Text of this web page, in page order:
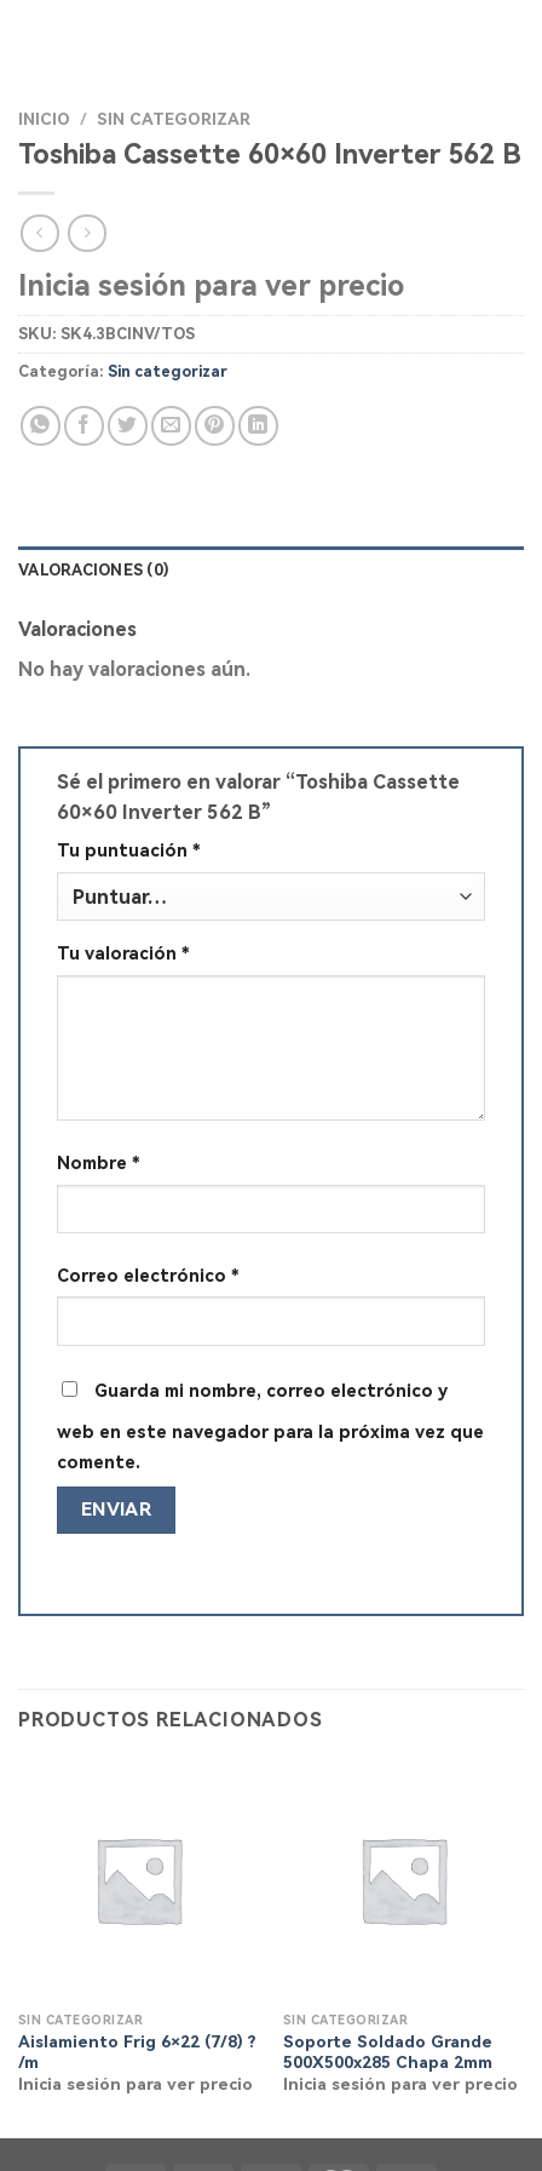
INICIO / SIN CATEGORIZAR
Toshiba Cassette 60×60 Inverter 562 B
Inicia sesión para ver precio
SKU: SK4.3BCINV/TOS
Categoría: Sin categorizar
VALORACIONES (0)
Valoraciones
No hay valoraciones aún.
Sé el primero en valorar “Toshiba Cassette
60×60 Inverter 562 B”
Tu puntuación *
Tu valoración *
Nombre *
Correo electrónico *
Guarda mi nombre, correo electrónico y
web en este navegador para la próxima vez que
comente.
PRODUCTOS RELACIONADOS
SIN CATEGORIZAR
Aislamiento Frig 6×22 (7/8) ?
/m
Inicia sesión para ver precio
SIN CATEGORIZAR
Soporte Soldado Grande
500X500x285 Chapa 2mm
Inicia sesión para ver precio